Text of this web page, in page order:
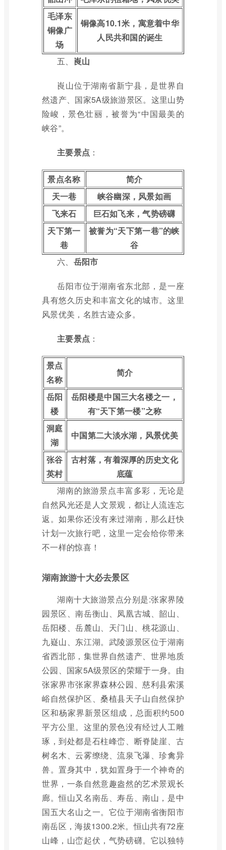
毛泽东
铜像广
场
铜像高10.1米，寓意着中华
人民共和国的诞生
五、 崀山
崀山位于湖南省新宁县，是世界自
然遗产、国家5A级旅游景区。这里山势
险峻，景色壮丽，被誉为“中国最美的
峡谷”。
主要景点 ：
景点名称
简介
天一巷
峡谷幽深，风景如画
飞来石
巨石如飞来，气势磅礴
天下第一
巷
被誉为“天下第一巷”的峡
谷
六、 岳阳市
岳阳市位于湖南省东北部，是一座
具有悠久历史和丰富文化的城市。这里
风景优美，名胜古迹众多。
主要景点 ：
景点
名称
简介
岳阳
楼
岳阳楼是中国三大名楼之一，
有“天下第一楼”之称
洞庭
湖
中国第二大淡水湖，风景优美
张谷
英村
古村落，有着深厚的历史文化
底蕴
湖南的旅游景点丰富多彩，无论是
自然风光还是人文景观，都让人流连忘
返。如果你还没有来过湖南，那么赶快
计划一次旅行吧，这里一定会给你带来
不一样的惊喜！
湖南旅游十大必去景区
湖南十大旅游景点分别是:张家界陵
园景区、南岳衡山、凤凰古城、韶山、
岳阳楼、岳麓山、天门山、桃花源山、
九嶷山、东江湖。武陵源景区位于湖南
省西北部，集世界自然遗产、世界地质
公园、国家5A级景区的荣耀于一身。由
张家界市张家界森林公园、慈利县索溪
峪自然保护区、桑植县天子山自然保护
区和杨家界新景区组成，总面积约500
平方公里。这里的景色没有经过人工雕
琢，到处都是石柱峰峦、断脊陡崖、古
树名木、云雾缭绕、流泉飞瀑、珍禽异
兽。置身其中，犹如置身于一个神奇的
世界，一条自然意趣盎然的艺术景观长
廊。恒山又名南岳、寿岳、南山，是中
国五大名山之一。它位于湖南省衡阳市
南岳区，海拔1300.2米。恒山共有72座
山峰，山峦起伏，气势磅礴。它以独特